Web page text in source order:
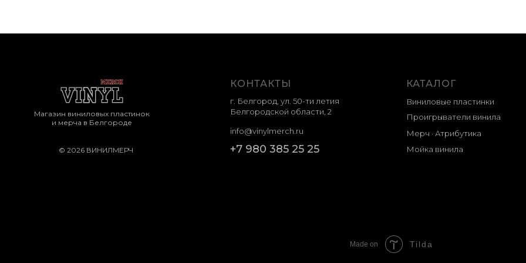
КОНТАКТЫ
г. Белгород, ул. 50-ти летия
Белгородской области, 2
КАТАЛОГ
Виниловые пластинки
+7 980 385 25 25
Магазин виниловых пластинок
и мерча в Белгороде
Проигрыватели винила
Мерч · Атрибутика
Мойка винила
© 2026 ВИНИЛМЕРЧ
info@vinylmerch.ru
Made on Tilda